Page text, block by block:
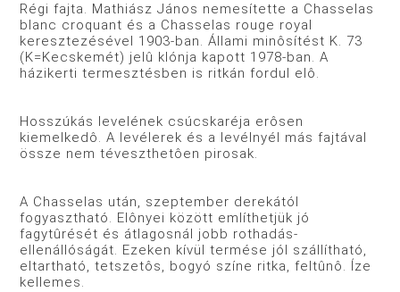
Régi fajta. Mathiász János nemesítette a Chasselas
blanc croquant és a Chasselas rouge royal
keresztezésével 1903-ban. Állami minôsítést K. 73
(K=Kecskemét) jelû klónja kapott 1978-ban. A
házikerti termesztésben is ritkán fordul elô.
Hosszúkás levelének csúcskaréja erôsen
kiemelkedô. A levélerek és a levélnyél más fajtával
össze nem téveszthetôen pirosak.
A Chasselas után, szeptember derekától
fogyasztható. Elônyei között említhetjük jó
fagytûrését és átlagosnál jobb rothadás-
ellenállóságát. Ezeken kívül termése jól szállítható,
eltartható, tetszetôs, bogyó színe ritka, feltûnô. Íze
kellemes.